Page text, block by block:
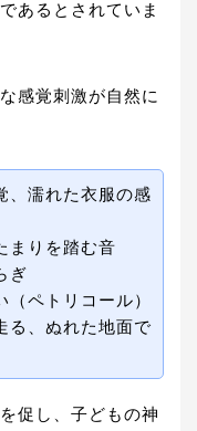
であるとされていま
感覚刺激が自然に
、濡れた衣服の感
まりを踏む音
ぎ
（ペトリコール）
る、ぬれた地面で
促し、子どもの神